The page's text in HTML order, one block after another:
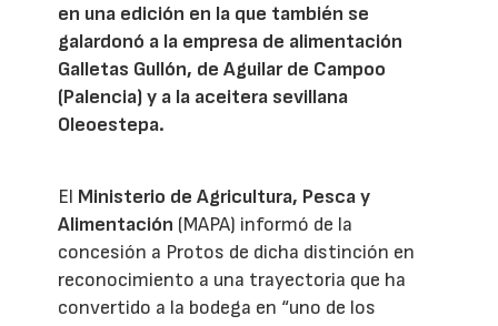
en una edición en la que también se
galardonó a la empresa de alimentación
Galletas Gullón, de Aguilar de Campoo
(Palencia) y a la aceitera sevillana
Oleoestepa.
El Ministerio de Agricultura, Pesca y
Alimentación (MAPA) informó de la
concesión a Protos de dicha distinción en
reconocimiento a una trayectoria que ha
convertido a la bodega en “uno de los